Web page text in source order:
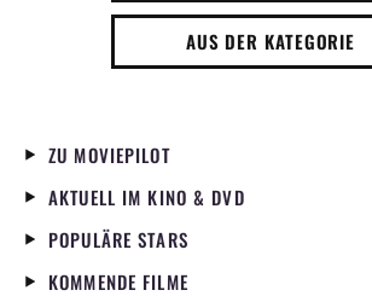
AUS DER KATEGORIE
ZU MOVIEPILOT
AKTUELL IM KINO & DVD
POPULÄRE STARS
KOMMENDE FILME